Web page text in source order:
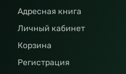
Адресная книга
Личный кабинет
Корзина
Регистрация